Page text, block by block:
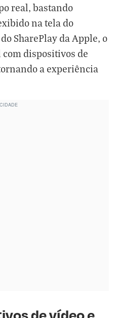
real, bastando
na tela do
SharePlay da Apple, o
com dispositivos de
a experiência